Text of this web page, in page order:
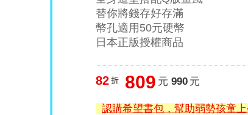
替你將錢存好存滿
幣孔適用50元硬幣
日本正版授權商品
82 折 809 元 990元
認購希望書包，幫助弱勢孩童上